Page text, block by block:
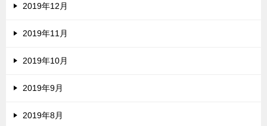
2019年12月
2019年11月
2019年10月
2019年9月
2019年8月